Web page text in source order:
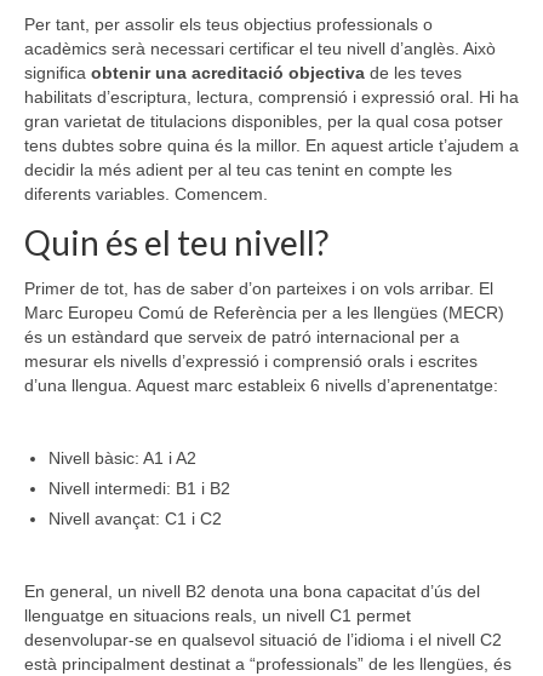
Per tant, per assolir els teus objectius professionals o
acadèmics serà necessari certificar el teu nivell d’anglès. Això
significa obtenir una acreditació objectiva de les teves
habilitats d’escriptura, lectura, comprensió i expressió oral. Hi ha
gran varietat de titulacions disponibles, per la qual cosa potser
tens dubtes sobre quina és la millor. En aquest article t’ajudem a
decidir la més adient per al teu cas tenint en compte les
diferents variables. Comencem.
Quin és el teu nivell?
Primer de tot, has de saber d’on parteixes i on vols arribar. El
Marc Europeu Comú de Referència per a les llengües (MECR)
és un estàndard que serveix de patró internacional per a
mesurar els nivells d’expressió i comprensió orals i escrites
d’una llengua. Aquest marc estableix 6 nivells d’aprenentatge:
Nivell bàsic: A1 i A2
Nivell intermedi: B1 i B2
Nivell avançat: C1 i C2
En general, un nivell B2 denota una bona capacitat d’ús del
llenguatge en situacions reals, un nivell C1 permet
desenvolupar-se en qualsevol situació de l’idioma i el nivell C2
està principalment destinat a “professionals” de les llengües, és